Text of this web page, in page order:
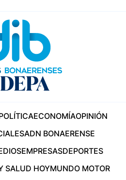
ECONOMÍAOPINIÓN
ADN BONAERENSE
EMPRESASDEPORTES
SALUD HOYMUNDO MOTOR